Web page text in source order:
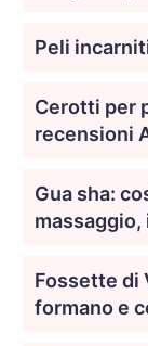
Peli
Cerotti per
recensioni
Gua sha:
Fossette di
formano e